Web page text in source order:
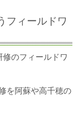
ィールドワ
のフィールドワ
を阿蘇や高千穂の